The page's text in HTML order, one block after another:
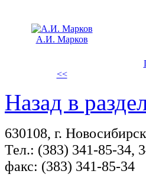
А.И. Марков
<<
Назад в
630108, г.
Тел.: (383) 341-85-34,
факс: (383) 341-85-34